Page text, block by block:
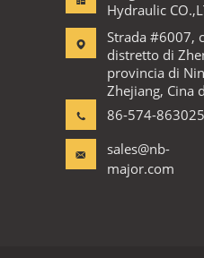
Hydraulic
Strada #6007,
distretto di
provincia di
Zhejiang, Cina
86-574-
sales@nb-
major.com